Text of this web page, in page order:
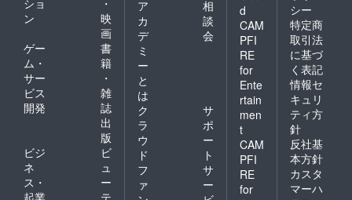
ショ
ン
・
映
画
ゲー
ム・
サー
ビス
開発
書
籍
・
雑
誌
出
版
ビジ
ネ
ス・
ビ
ュ
ー
ア
カ
デ
ミ
ー
と
は
相
談
会
ク
ラ
ウ
ド
フ
ァ
サ
ポ
ー
ト
サ
ー
d
CAM
PFI
RE
for
Ente
rtain
men
t
CAM
PFI
RE
for
シー
特定商
取引法
に基づ
く表記
情報セ
キュリ
ティ方
針
反社基
本方針
カスタ
マーハ